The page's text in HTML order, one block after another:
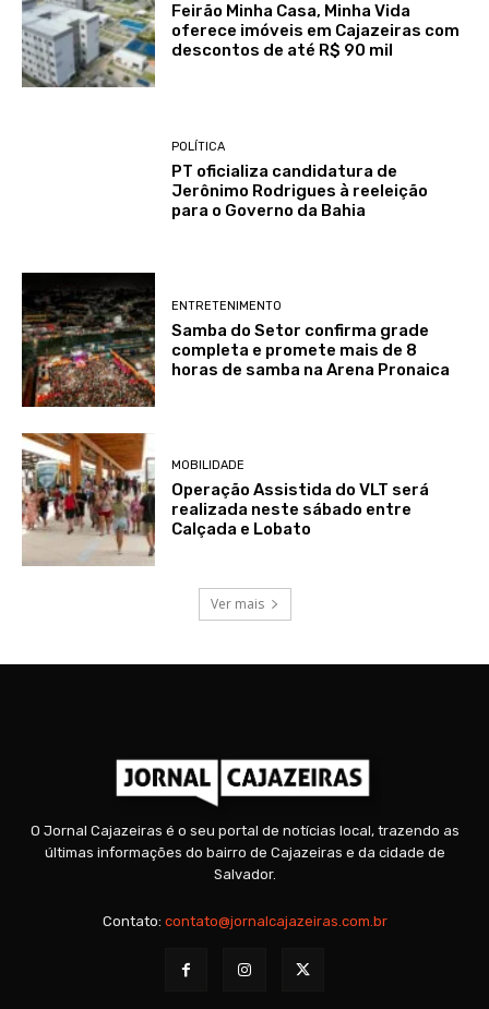
Feirão Minha Casa, Minha Vida
oferece imóveis em Cajazeiras com
descontos de até R$ 90 mil
POLÍTICA
PT oficializa candidatura de
Jerônimo Rodrigues à reeleição
para o Governo da Bahia
ENTRETENIMENTO
Samba do Setor confirma grade
completa e promete mais de 8
horas de samba na Arena Pronaica
MOBILIDADE
Operação Assistida do VLT será
realizada neste sábado entre
Calçada e Lobato
Ver mais
O Jornal Cajazeiras é o seu portal de notícias local, trazendo as
últimas informações do bairro de Cajazeiras e da cidade de
Salvador.
Contato: contato@jornalcajazeiras.com.br